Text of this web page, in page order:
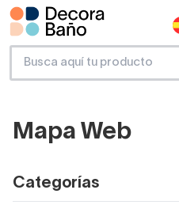
Mapa Web
Categorías